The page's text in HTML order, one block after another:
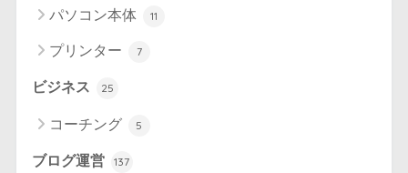
パソコン本体 11
プリンター 7
ビジネス 25
コーチング 5
ブログ運営 137